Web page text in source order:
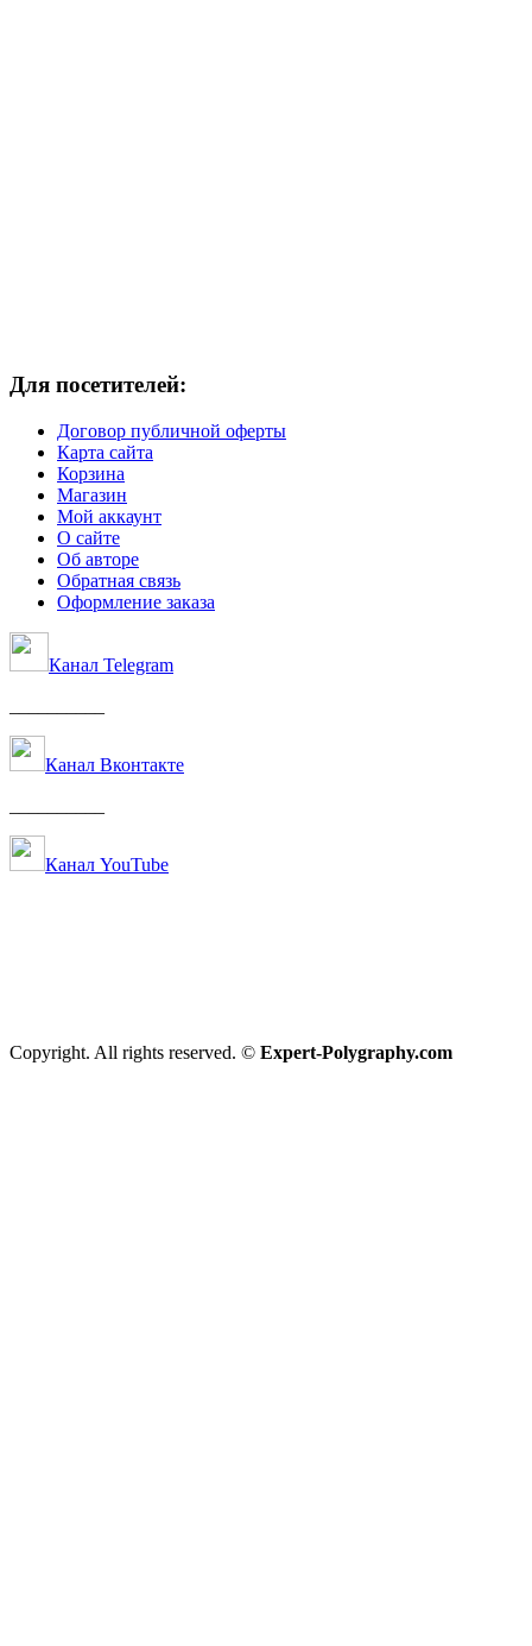
Для посетителей:
Договор публичной оферты
Карта сайта
Корзина
Магазин
Мой аккаунт
О сайте
Об авторе
Обратная связь
Оформление заказа
Канал Telegram
Канал Вконтакте
Канал YouTube
Copyright. All rights reserved. © Expert-Polygraphy.com